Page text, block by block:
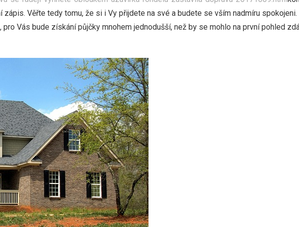
zápis. Věřte tedy tomu, že si i Vy přijdete na své a budete se vším nadmíru spokojeni.
Vás bude získání půjčky mnohem jednodušší, než by se mohlo na první pohled